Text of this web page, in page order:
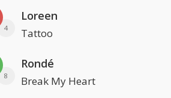
4
Loreen
Tattoo
8
Rondé
Break My Heart